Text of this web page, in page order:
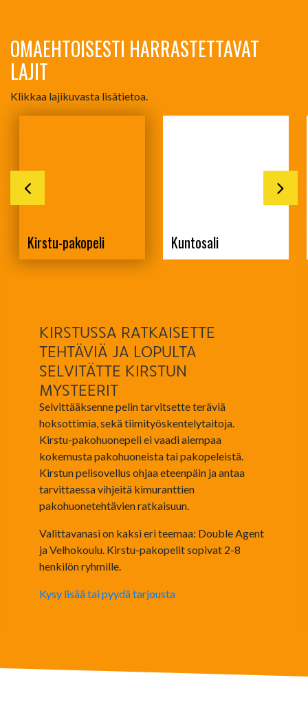
OMAEHTOISESTI HARRASTETTAVAT
LAJIT
Klikkaa lajikuvasta lisätietoa.
Kirstu-pakopeli Kuntosali
KIRSTUSSA RATKAISETTE
TEHTÄVIÄ JA LOPULTA
SELVITÄTTE KIRSTUN
MYSTEERIT
Selvittääksenne pelin tarvitsette teräviä
hoksottimia, sekä tiimityöskentelytaitoja.
Kirstu-pakohuonepeli ei vaadi aiempaa
kokemusta pakohuoneista tai pakopeleistä.
Kirstun pelisovellus ohjaa eteenpäin ja antaa
tarvittaessa vihjeitä kimuranttien
pakohuonetehtävien ratkaisuun.
Valittavanasi on kaksi eri teemaa: Double Agent
ja Velhokoulu. Kirstu-pakopelit sopivat 2-8
henkilön ryhmille.
Kysy lisää tai pyydä tarjousta